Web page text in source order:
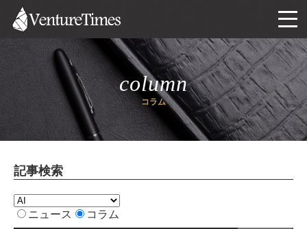
コラム
column
記事検索
ニュース コラム